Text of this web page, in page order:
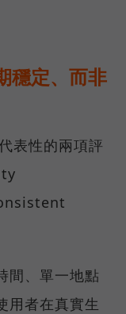
穩定、而非
表性的兩項評
間、單一地點
用者在真實生